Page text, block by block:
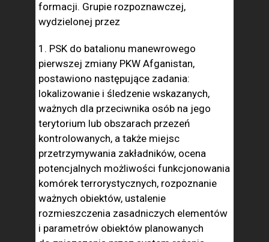
formacji. Grupie rozpoznawczej,
wydzielonej przez
1. PSK do batalionu manewrowego
pierwszej zmiany PKW Afganistan,
postawiono następujące zadania:
lokalizowanie i śledzenie wskazanych,
ważnych dla przeciwnika osób na jego
terytorium lub obszarach przezeń
kontrolowanych, a także miejsc
przetrzymywania zakładników, ocena
potencjalnych możliwości funkcjonowania
komórek terrorystycznych, rozpoznanie
ważnych obiektów, ustalenie
rozmieszczenia zasadniczych elementów
i parametrów obiektów planowanych